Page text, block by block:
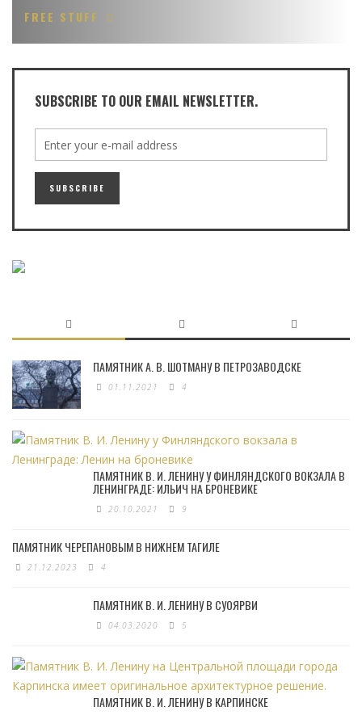
FREE STUFF
SUBSCRIBE TO OUR EMAIL NEWSLETTER.
ПАМЯТНИК А. В. ШОТМАНУ В ПЕТРОЗАВОДСКЕ
01.11.2021 4
ПАМЯТНИК В. И. ЛЕНИНУ У ФИНЛЯНДСКОГО ВОКЗАЛА В
ЛЕНИНГРАДЕ: ИЛЬИЧ НА БРОНЕВИКЕ
20.10.2021 9
ПАМЯТНИК ЧЕРЕПАНОВЫМ В НИЖНЕМ ТАГИЛЕ
21.12.2023 4
ПАМЯТНИК В. И. ЛЕНИНУ В СУОЯРВИ
04.03.2020 5
ПАМЯТНИК В. И. ЛЕНИНУ В КАРПИНСКЕ